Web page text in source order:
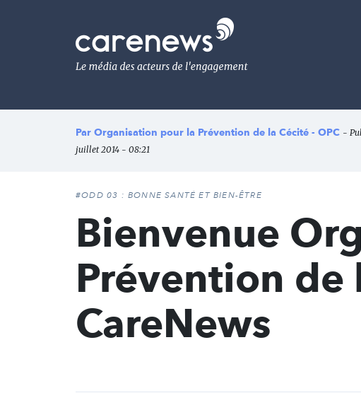
Le
média
de
l'engagement
Par Organisation pour la Prévention de la Cécité - OPC -
juillet 2014 - 08:21
#ODD 03 : BONNE SANTÉ ET BIEN-ÊTRE
Bienvenue
Prévention de
CareNews